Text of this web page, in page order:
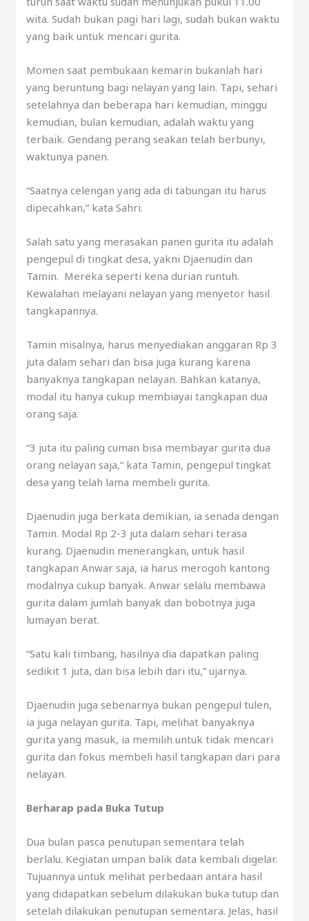
wita. Sudah bukan pagi hari lagi, sudah bukan waktu
yang baik untuk mencari gurita.
Momen saat pembukaan kemarin bukanlah hari
yang beruntung bagi nelayan yang lain. Tapi, sehari
setelahnya dan beberapa hari kemudian, minggu
kemudian, bulan kemudian, adalah waktu yang
terbaik. Gendang perang seakan telah berbunyi,
waktunya panen.
“Saatnya celengan yang ada di tabungan itu harus
dipecahkan,” kata Sahri.
Salah satu yang merasakan panen gurita itu adalah
pengepul di tingkat desa, yakni Djaenudin dan
Tamin. Mereka seperti kena durian runtuh.
Kewalahan melayani nelayan yang menyetor hasil
tangkapannya.
Tamin misalnya, harus menyediakan anggaran Rp 3
juta dalam sehari dan bisa juga kurang karena
banyaknya tangkapan nelayan. Bahkan katanya,
modal itu hanya cukup membiayai tangkapan dua
orang saja.
“3 juta itu paling cuman bisa membayar gurita dua
orang nelayan saja,” kata Tamin, pengepul tingkat
desa yang telah lama membeli gurita.
Djaenudin juga berkata demikian, ia senada dengan
Tamin. Modal Rp 2-3 juta dalam sehari terasa
kurang. Djaenudin menerangkan, untuk hasil
tangkapan Anwar saja, ia harus merogoh kantong
modalnya cukup banyak. Anwar selalu membawa
gurita dalam jumlah banyak dan bobotnya juga
lumayan berat.
“Satu kali timbang, hasilnya dia dapatkan paling
sedikit 1 juta, dan bisa lebih dari itu,” ujarnya.
Djaenudin juga sebenarnya bukan pengepul tulen,
ia juga nelayan gurita. Tapi, melihat banyaknya
gurita yang masuk, ia memilih untuk tidak mencari
gurita dan fokus membeli hasil tangkapan dari para
nelayan.
Berharap pada Buka Tutup
Dua bulan pasca penutupan sementara telah
berlalu. Kegiatan umpan balik data kembali digelar.
Tujuannya untuk melihat perbedaan antara hasil
yang didapatkan sebelum dilakukan buka tutup dan
setelah dilakukan penutupan sementara. Jelas, hasil